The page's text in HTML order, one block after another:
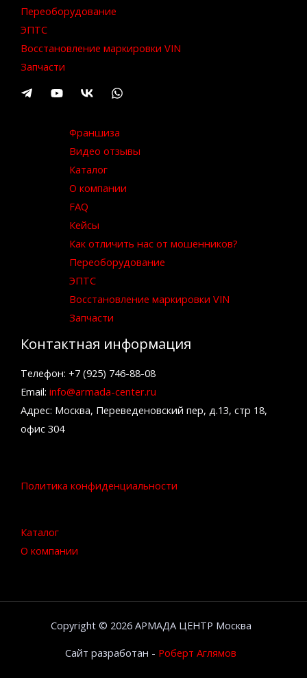
Переоборудование
ЭПТС
Восстановление маркировки VIN
Запчасти
Франшиза
Видео отзывы
Каталог
О компании
FAQ
Кейсы
Как отличить нас от мошенников?
Переоборудование
ЭПТС
Восстановление маркировки VIN
Запчасти
Контактная информация
Телефон: +7 (925) 746-88-08
Email: info@armada-center.ru
Адрес: Москва, Переведеновский пер, д.13, стр 18,
офис 304
Политика конфиденциальности
Каталог
О компании
Copyright © 2026 АРМАДА ЦЕНТР Москва
Сайт разработан - Роберт Аглямов